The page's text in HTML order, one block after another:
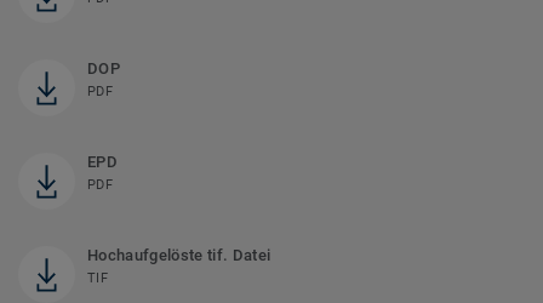
DOP
PDF
EPD
PDF
Hochaufgelöste tif. Datei
TIF